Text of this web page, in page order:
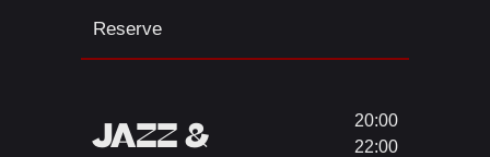
Reserve
20:00
22:00
JAZZ &